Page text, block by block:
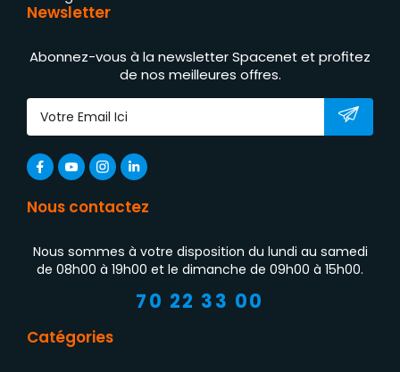
Newsletter
Abonnez-vous à la newsletter Spacenet et profitez
de nos meilleures offres.
Nous contactez
Nous sommes à votre disposition du lundi au samedi
de 08h00 à 19h00 et le dimanche de 09h00 à 15h00.
70 22 33 00
Catégories